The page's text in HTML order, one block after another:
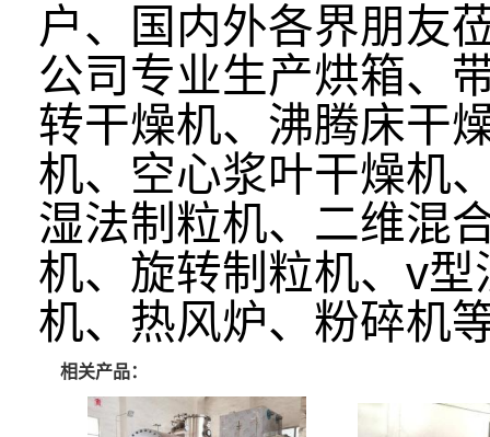
户、国内外各界朋友
公司专业生产烘箱、
转干燥机、沸腾床干
机、空心浆叶干燥机
湿法制粒机、二维混
机、旋转制粒机、v
机、热风炉、粉碎机
相关产品：